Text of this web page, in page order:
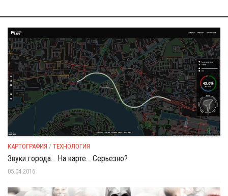
КАРТОГРАФИЯ / ТЕХНОЛОГИЯ
Звуки города… На карте… Серьезно?
05.04.2016